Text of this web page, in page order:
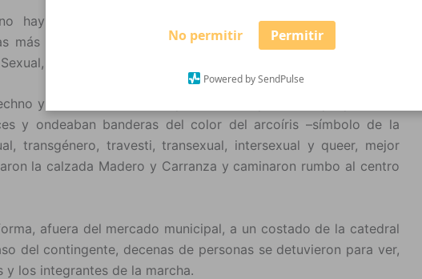
No permitir Permitir
Powered by SendPulse
hay libertad sexual!” y “¡Si Zapata viviera, con nosotros
más coreadas en las calles de Ciudad Guzmán, durante la
la tarde del sábado 26 de agosto.
y de las letras de Jenny Rivera, 150 personas que portaban
y ondeaban banderas del color del arcoíris –símbolo de la
transgénero, travesti, transexual, intersexual y queer, mejor
la calzada Madero y Carranza y caminaron rumbo al centro
afuera del mercado municipal, a un costado de la catedral
del contingente, decenas de personas se detuvieron para ver,
los integrantes de la marcha.